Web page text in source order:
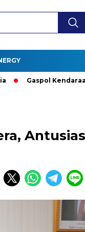
Gaspol Kendaraan
Antusias